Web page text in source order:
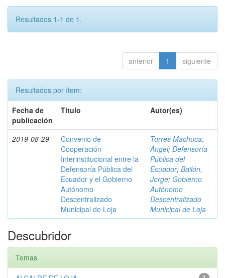
Resultados 1-1 de 1.
anterior 1 siguiente
Resultados por ítem:
Fecha de
publicación
Título Autor(es)
2019-08-29
Convenio de
Cooperación
Interinstitucional entre la
Defensoría Pública del
Ecuador y el Gobierno
Autónomo
Descentralizado
Municipal de Loja
Torres Machuca,
Ángel; Defensoría
Pública del
Ecuador; Bailón,
Jorge; Gobierno
Autónomo
Descentralizado
Municipal de Loja
Descubridor
Temas